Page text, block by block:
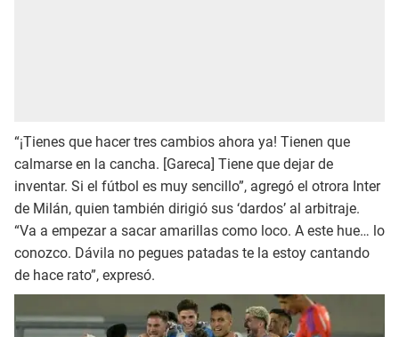
“¡Tienes que hacer tres cambios ahora ya! Tienen que
calmarse en la cancha. [Gareca] Tiene que dejar de
inventar. Si el fútbol es muy sencillo”, agregó el otrora Inter
de Milán, quien también dirigió sus ‘dardos’ al arbitraje.
“Va a empezar a sacar amarillas como loco. A este hue… lo
conozco. Dávila no pegues patadas te la estoy cantando
de hace rato”, expresó.